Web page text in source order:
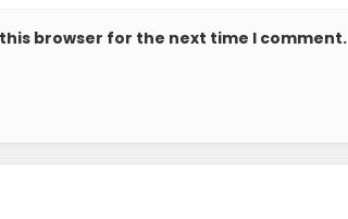
browser for the next time I comment.